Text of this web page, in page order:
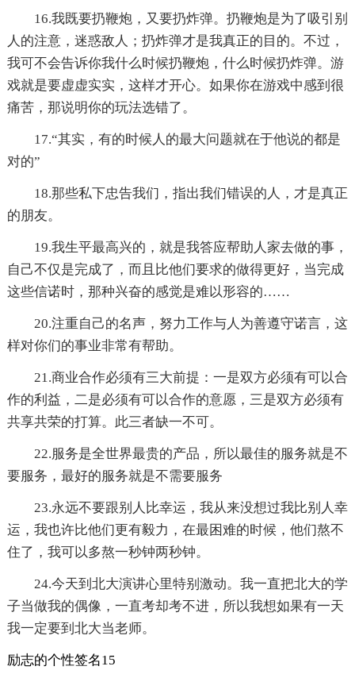
16.我既要扔鞭炮，又要扔炸弹。扔鞭炮是为了吸引别
人的注意，迷惑敌人；扔炸弹才是我真正的目的。不过，
我可不会告诉你我什么时候扔鞭炮，什么时候扔炸弹。游
戏就是要虚虚实实，这样才开心。如果你在游戏中感到很
痛苦，那说明你的玩法选错了。
17.“其实，有的时候人的最大问题就在于他说的都是
对的”
18.那些私下忠告我们，指出我们错误的人，才是真正
的朋友。
19.我生平最高兴的，就是我答应帮助人家去做的事，
自己不仅是完成了，而且比他们要求的做得更好，当完成
这些信诺时，那种兴奋的感觉是难以形容的……
20.注重自己的名声，努力工作与人为善遵守诺言，这
样对你们的事业非常有帮助。
21.商业合作必须有三大前提：一是双方必须有可以合
作的利益，二是必须有可以合作的意愿，三是双方必须有
共享共荣的打算。此三者缺一不可。
22.服务是全世界最贵的产品，所以最佳的服务就是不
要服务，最好的服务就是不需要服务
23.永远不要跟别人比幸运，我从来没想过我比别人幸
运，我也许比他们更有毅力，在最困难的时候，他们熬不
住了，我可以多熬一秒钟两秒钟。
24.今天到北大演讲心里特别激动。我一直把北大的学
子当做我的偶像，一直考却考不进，所以我想如果有一天
我一定要到北大当老师。
励志的个性签名15